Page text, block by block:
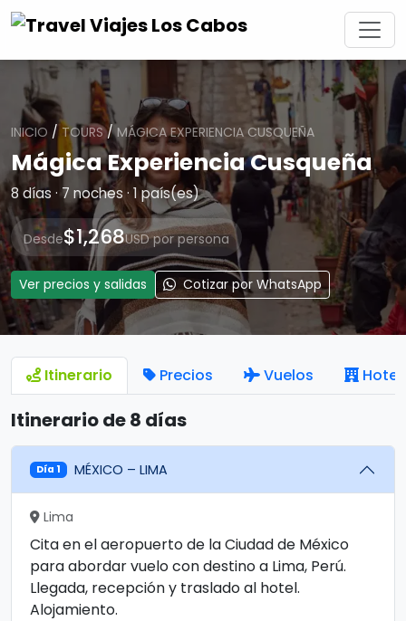
INICIO / TOURS/MÁGICA EXPERIENCIA CUSQUEÑA
Mágica Experiencia Cusqueña
8 días · 7 noches · 1 país(es)
Desde$1,268USD por persona
Ver precios y salidas Cotizar por WhatsApp
Itinerario Precios Vuelos
Itinerario de 8 días
Día 1 MÉXICO – LIMA
Lima
Cita en el aeropuerto de la Ciudad de México
para abordar vuelo con destino a Lima, Perú.
Llegada, recepción y traslado al hotel.
Alojamiento.